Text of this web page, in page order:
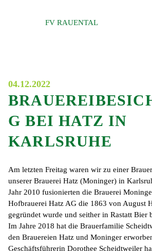
FV RAUENTAL
04.12.2022
G BEI HATZ IN
KARLSRUHE
Am letzten Freitag waren wir zu einer
unserer Brauerei Hatz (Moninger) in
Jahr 2010 fusionierten die Brauerei
Hofbrauerei Hatz AG die 1863 von August
gegründet wurde und seither in Rastatt Bier
Im Jahre 2018 hat die Brauerfamilie
den Brauereien Hatz und Moninger
Geschäftsführerin Dorothee Scheidtweiler